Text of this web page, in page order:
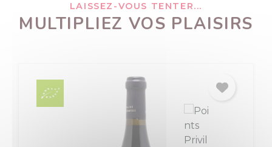
LAISSEZ-VOUS TENTER...
MULTIPLIEZ VOS PLAISIRS